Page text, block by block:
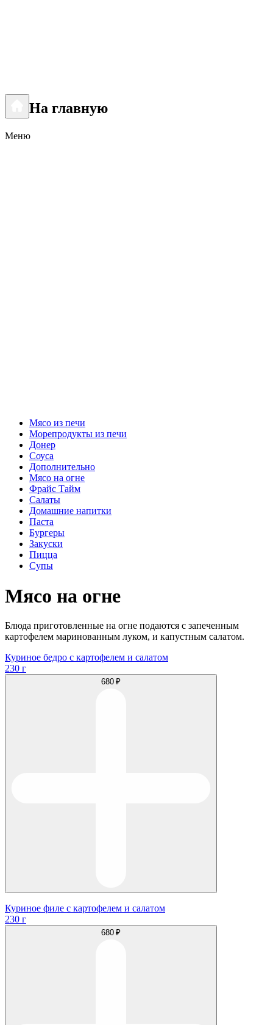
На главную
Меню
Мясо из печи
Морепродукты из печи
Донер
Соуса
Дополнительно
Мясо на огне
Фрайс Тайм
Салаты
Домашние напитки
Паста
Бургеры
Закуски
Пицца
Супы
Мясо на огне
Блюда приготовленные на огне подаются с запеченным
картофелем маринованным луком, и капустным салатом.
Куриное бедро с картофелем и салатом
230 г
680 ₽
Куриное филе с картофелем и салатом
230 г
680 ₽